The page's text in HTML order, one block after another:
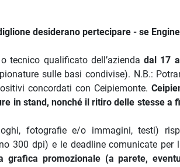
desiderano pertecipare - se
tecnico qualificato dell’azienda dal 17
sulle basi condivise). N.B.:
concordati con Ceipiemonte.
in stand, nonché il ritiro delle stesse a
fotografie e/o immagini, testi)
300 dpi) e le deadline comunicate per
promozionale (a parete,